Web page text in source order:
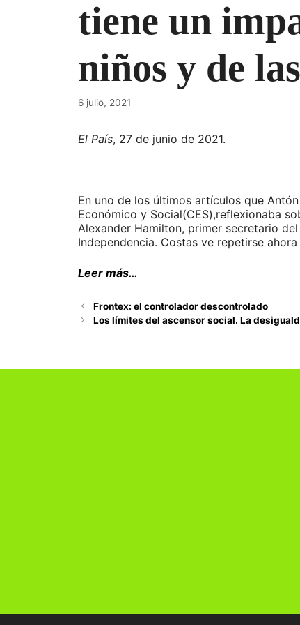
tiene un
niños y de
6 julio, 2021
El País, 27 de junio de 2021.
En uno de los últimos artículos que
Económico y Social(CES),reflexionaba
Alexander Hamilton, primer secretario
Independencia. Costas ve repetirse
Leer más…
Frontex: el controlador descontrolado
Los límites del ascensor social. La